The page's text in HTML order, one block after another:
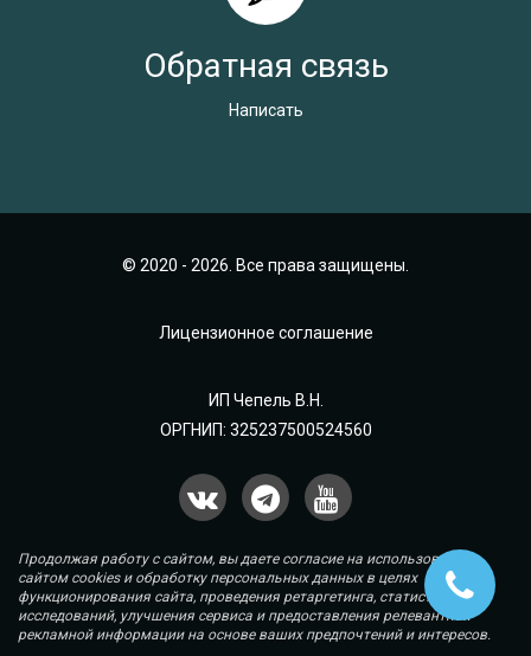
Обратная связь
Написать
© 2020 - 2026. Все права защищены.
Лицензионное соглашение
ИП Чепель В.Н.
ОРГНИП: 325237500524560
Продолжая работу с сайтом, вы даете согласие на использование
сайтом cookies и обработку персональных данных в целях
функционирования сайта, проведения ретаргетинга, статистических
исследований, улучшения сервиса и предоставления релевантной
рекламной информации на основе ваших предпочтений и интересов.